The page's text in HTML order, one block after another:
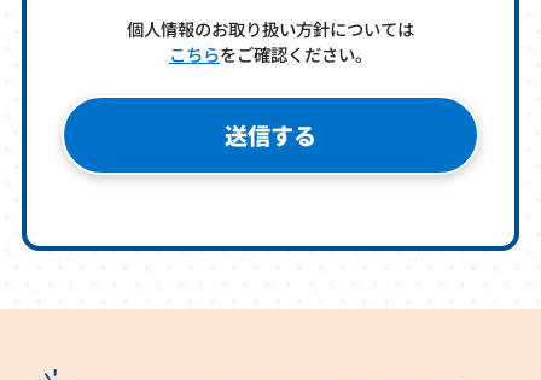
個人情報のお取り扱い方針については
こちらをご確認ください。